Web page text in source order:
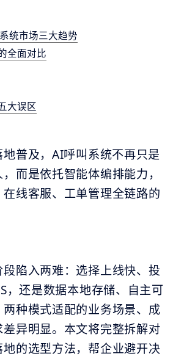
统市场三大趋势
全面对比
大误区
普及，AI呼叫系统不再只是
而是依托智能体编排能力，
线客服、工单管理全链路的
陷入两难：选择上线快、投
，还是数据本地存储、自主可
种模式适配的业务场景、成
异明显。本文将完整拆解对
的选型方法，帮企业避开决